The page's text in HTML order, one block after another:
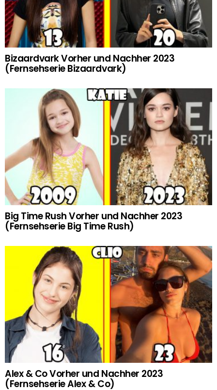
Bizaardvark Vorher und Nachher 2023
(Fernsehserie Bizaardvark)
Big Time Rush Vorher und Nachher 2023
(Fernsehserie Big Time Rush)
Alex & Co Vorher und Nachher 2023
(Fernsehserie Alex & Co)